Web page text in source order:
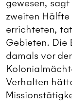
gewesen, sagt
zweiten Hälfte
errichteten,
Gebieten. Die
damals vor
Verhalten